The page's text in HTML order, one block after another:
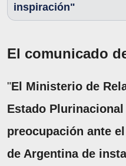
inspiración"
El comunicado
"El Ministerio de
Estado
preocupación ante
de Argentina de